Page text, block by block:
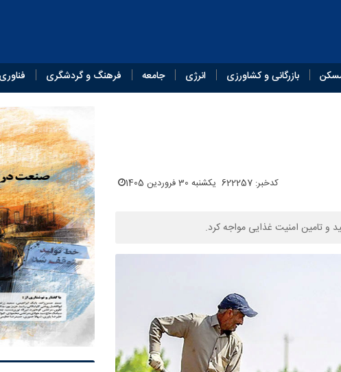
بازرگانی و کشاورزی انرژی جامعه فرهنگ و گردشگری فناوری
کدخبر: 622257 یکشنبه 30 فروردین 1405